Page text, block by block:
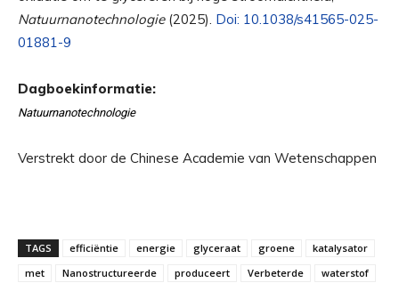
Natuurnanotechnologie(2025). Doi: 10.1038/s41565-025-
01881-9
Dagboekinformatie:
Natuurnanotechnologie
Verstrekt door de Chinese Academie van Wetenschappen
TAGS efficiëntie energie glyceraat groene
katalysator
met
Nanostructureerde produceert Verbeterde waterstof